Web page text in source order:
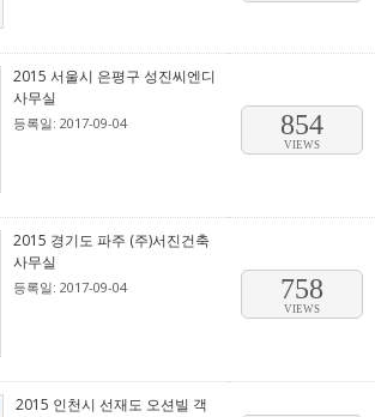
2015 서울시 은평구 성진씨엔디
사무실
등록일: 2017-09-04 854
VIEWS
2015 경기도 파주 (주)서진건축
사무실
등록일: 2017-09-04 758
VIEWS
2015 인천시 선재도 오션빌 객